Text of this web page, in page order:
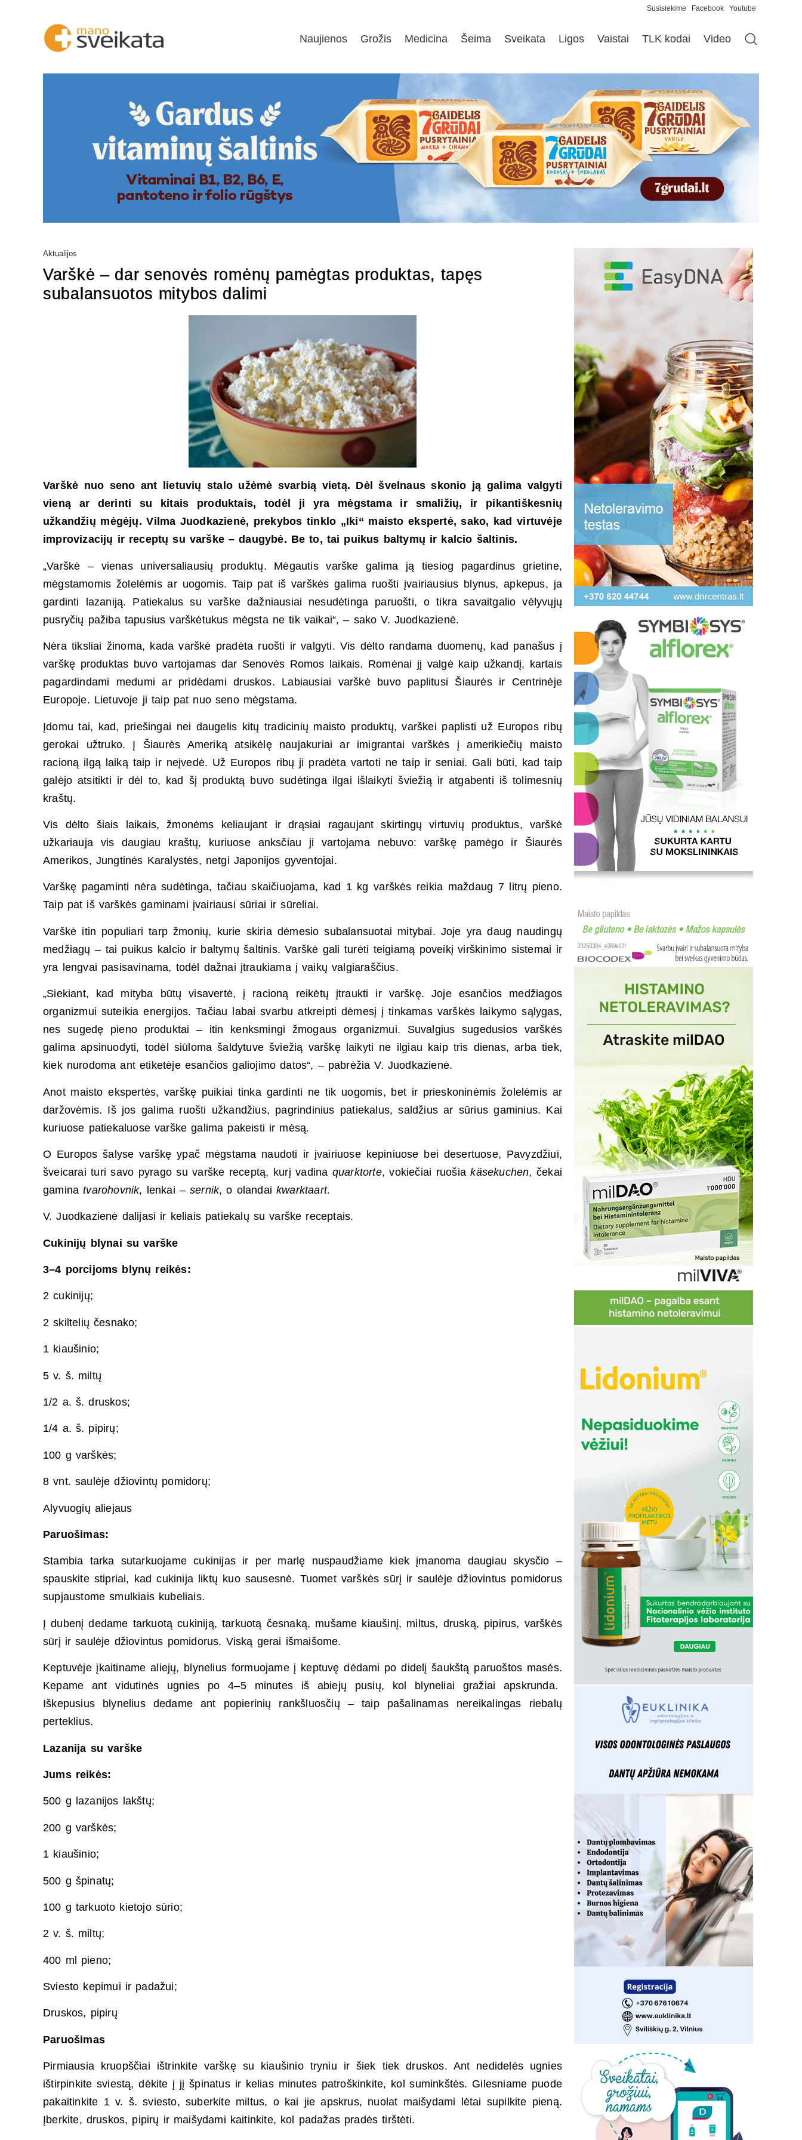
Susisiekime Facebook Youtube
Naujienos Grožis Medicina Šeima Sveikata Ligos Vaistai TLK kodai Video
Aktualijos
Varškė – dar senovės romėnų pamėgtas produktas, tapęs
subalansuotos mitybos dalimi
Varškė nuo seno ant lietuvių stalo užėmė svarbią vietą. Dėl švelnaus skonio ją galima valgyti
vieną ar derinti su kitais produktais, todėl ji yra mėgstama ir smaližių, ir pikantiškesnių
užkandžių mėgėjų. Vilma Juodkazienė, prekybos tinklo „Iki“ maisto ekspertė, sako, kad virtuvėje
improvizacijų ir receptų su varške – daugybė. Be to, tai puikus baltymų ir kalcio šaltinis.
„Varškė – vienas universaliausių produktų. Mėgautis varške galima ją tiesiog pagardinus grietine,
mėgstamomis žolelėmis ar uogomis. Taip pat iš varškės galima ruošti įvairiausius blynus, apkepus, ja
gardinti lazaniją. Patiekalus su varške dažniausiai nesudėtinga paruošti, o tikra savaitgalio vėlyvųjų
pusryčių pažiba tapusius varškėtukus mėgsta ne tik vaikai“, – sako V. Juodkazienė.
Nėra tiksliai žinoma, kada varškė pradėta ruošti ir valgyti. Vis dėlto randama duomenų, kad panašus į
varškę produktas buvo vartojamas dar Senovės Romos laikais. Romėnai jį valgė kaip užkandį, kartais
pagardindami medumi ar pridėdami druskos. Labiausiai varškė buvo paplitusi Šiaurės ir Centrinėje
Europoje. Lietuvoje ji taip pat nuo seno mėgstama.
Įdomu tai, kad, priešingai nei daugelis kitų tradicinių maisto produktų, varškei paplisti už Europos ribų
gerokai užtruko. Į Šiaurės Ameriką atsikėlę naujakuriai ar imigrantai varškės į amerikiečių maisto
racioną ilgą laiką taip ir neįvedė. Už Europos ribų ji pradėta vartoti ne taip ir seniai. Gali būti, kad taip
galėjo atsitikti ir dėl to, kad šį produktą buvo sudėtinga ilgai išlaikyti šviežią ir atgabenti iš tolimesnių
kraštų.
Vis dėlto šiais laikais, žmonėms keliaujant ir drąsiai ragaujant skirtingų virtuvių produktus, varškė
užkariauja vis daugiau kraštų, kuriuose anksčiau ji vartojama nebuvo: varškę pamėgo ir Šiaurės
Amerikos, Jungtinės Karalystės, netgi Japonijos gyventojai.
Varškę pagaminti nėra sudėtinga, tačiau skaičiuojama, kad 1 kg varškės reikia maždaug 7 litrų pieno.
Taip pat iš varškės gaminami įvairiausi sūriai ir sūreliai.
Varškė itin populiari tarp žmonių, kurie skiria dėmesio subalansuotai mitybai. Joje yra daug naudingų
medžiagų – tai puikus kalcio ir baltymų šaltinis. Varškė gali turėti teigiamą poveikį virškinimo sistemai ir
yra lengvai pasisavinama, todėl dažnai įtraukiama į vaikų valgiaraščius.
„Siekiant, kad mityba būtų visavertė, į racioną reikėtų įtraukti ir varškę. Joje esančios medžiagos
organizmui suteikia energijos. Tačiau labai svarbu atkreipti dėmesį į tinkamas varškės laikymo sąlygas,
nes sugedę pieno produktai – itin kenksmingi žmogaus organizmui. Suvalgius sugedusios varškės
galima apsinuodyti, todėl siūloma šaldytuve šviežią varškę laikyti ne ilgiau kaip tris dienas, arba tiek,
kiek nurodoma ant etiketėje esančios galiojimo datos“, – pabrėžia V. Juodkazienė.
Anot maisto ekspertės, varškę puikiai tinka gardinti ne tik uogomis, bet ir prieskoninėmis žolelėmis ar
daržovėmis. Iš jos galima ruošti užkandžius, pagrindinius patiekalus, saldžius ar sūrius gaminius. Kai
kuriuose patiekaluose varške galima pakeisti ir mėsą.
O Europos šalyse varškę ypač mėgstama naudoti ir įvairiuose kepiniuose bei desertuose, Pavyzdžiui,
šveicarai turi savo pyrago su varške receptą, kurį vadina quarktorte, vokiečiai ruošiakäsekuchen, čekai
gaminatvarohovnik, lenkai –sernik, o olandaikwarktaart.
V. Juodkazienė dalijasi ir keliais patiekalų su varške receptais.
Cukinijų blynai su varške
3–4 porcijoms blynų reikės:
2 cukinijų;
2 skiltelių česnako;
1 kiaušinio;
5 v. š. miltų
1/2 a. š. druskos;
1/4 a. š. pipirų;
100 g varškės;
8 vnt. saulėje džiovintų pomidorų;
Alyvuogių aliejaus
Paruošimas:
Stambia tarka sutarkuojame cukinijas ir per marlę nuspaudžiame kiek įmanoma daugiau skysčio –
spauskite stipriai, kad cukinija liktų kuo sausesnė. Tuomet varškės sūrį ir saulėje džiovintus pomidorus
supjaustome smulkiais kubeliais.
Į dubenį dedame tarkuotą cukiniją, tarkuotą česnaką, mušame kiaušinį, miltus, druską, pipirus, varškės
sūrį ir saulėje džiovintus pomidorus. Viską gerai išmaišome.
Keptuvėje įkaitiname aliejų, blynelius formuojame į keptuvę dėdami po didelį šaukštą paruoštos masės.
Kepame ant vidutinės ugnies po 4–5 minutes iš abiejų pusių, kol blyneliai gražiai apskrunda.
Iškepusius blynelius dedame ant popierinių rankšluosčių – taip pašalinamas nereikalingas riebalų
perteklius.
Lazanija su varške
Jums reikės:
500 g lazanijos lakštų;
200 g varškės;
1 kiaušinio;
500 g špinatų;
100 g tarkuoto kietojo sūrio;
2 v. š. miltų;
400 ml pieno;
Sviesto kepimui ir padažui;
Druskos, pipirų
Paruošimas
Pirmiausia kruopščiai ištrinkite varškę su kiaušinio tryniu ir šiek tiek druskos. Ant nedidelės ugnies
ištirpinkite sviestą, dėkite į jį špinatus ir kelias minutes patroškinkite, kol suminkštės. Gilesniame puode
pakaitinkite 1 v. š. sviesto, suberkite miltus, o kai jie apskrus, nuolat maišydami lėtai supilkite pieną.
Įberkite, druskos, pipirų ir maišydami kaitinkite, kol padažas pradės tirštėti.